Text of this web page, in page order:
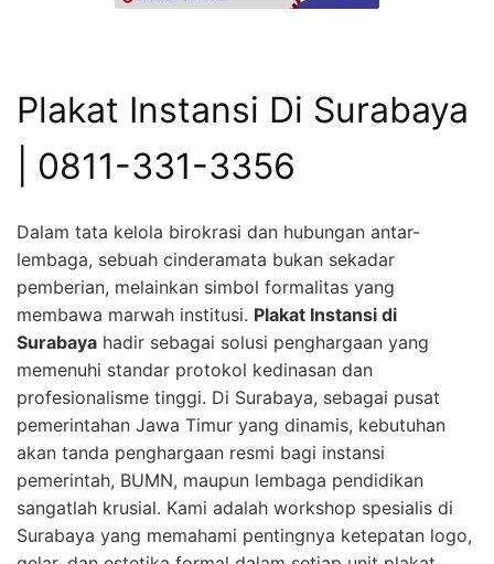
Plakat Instansi Di Surabaya
| 0811-331-3356
Dalam tata kelola birokrasi dan hubungan antar-
lembaga, sebuah cinderamata bukan sekadar
pemberian, melainkan simbol formalitas yang
membawa marwah institusi. Plakat Instansi di
Surabaya hadir sebagai solusi penghargaan yang
memenuhi standar protokol kedinasan dan
profesionalisme tinggi. Di Surabaya, sebagai pusat
pemerintahan Jawa Timur yang dinamis, kebutuhan
akan tanda penghargaan resmi bagi instansi
pemerintah, BUMN, maupun lembaga pendidikan
sangatlah krusial. Kami adalah workshop spesialis di
Surabaya yang memahami pentingnya ketepatan logo,